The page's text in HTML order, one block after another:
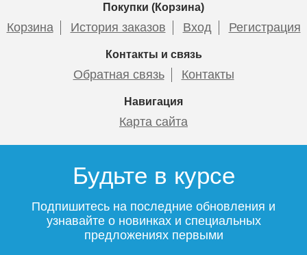
Подробнее Подробнее
Муфта полипропиленовая
Муфта переходная
Покупки (Корзина)
Корзина История заказов Вход Регистрация
Контакты и связь
Обратная связь Контакты
Навигация
Карта сайта
Будьте в курсе
Подпишитесь на последние обновления и
узнавайте о новинках и специальных
предложениях первыми